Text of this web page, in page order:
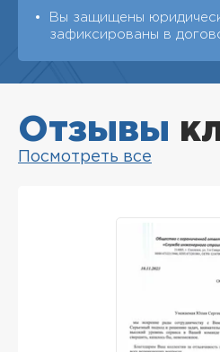
Вы защищены
зафиксированы в
Отзывы
Посмотреть все